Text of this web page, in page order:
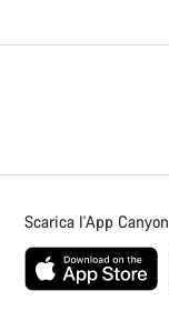
Scarica l'App Canyon